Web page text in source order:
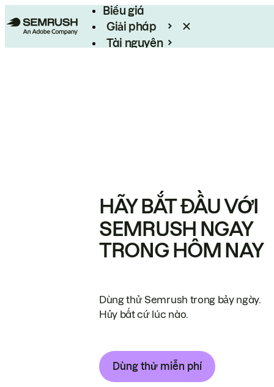
Biểu giá
Giải pháp
Tài nguyên
HÃY BẮT ĐẦU VỚI
SEMRUSH NGAY
TRONG HÔM NAY
Dùng thử Semrush trong bảy ngày.
Hủy bất cứ lúc nào.
Dùng thử miễn phí